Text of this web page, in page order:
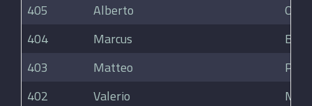
405
Alberto
404
Marcus
403
Matteo
402
Valerio